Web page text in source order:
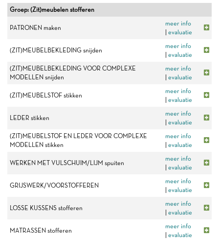
Groep: (Zit)meubelen stofferen
PATRONEN maken
meer info
evaluatie
(ZIT)MEUBELBEKLEDING snijden
meer info
evaluatie
(ZIT)MEUBELBEKLEDING VOOR COMPLEXE
MODELLEN snijden
meer info
evaluatie
(ZIT)MEUBELSTOF stikken
meer info
evaluatie
LEDER stikken
meer info
evaluatie
(ZIT)MEUBELSTOF EN LEDER VOOR COMPLEXE
MODELLEN stikken
meer info
evaluatie
WERKEN MET VULSCHUIM/LIJM spuiten
meer info
evaluatie
GRIJSWERK/VOORSTOFFEREN
meer info
evaluatie
LOSSE KUSSENS stofferen
meer info
evaluatie
MATRASSEN stofferen
meer info
evaluatie